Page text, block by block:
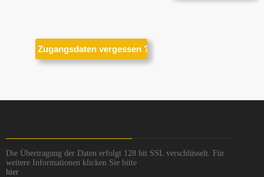
Die Übertragung der Daten erfolgt 128 bit SSL verschlüsselt. Für
weitere Informationen klicken Sie bitte
hier